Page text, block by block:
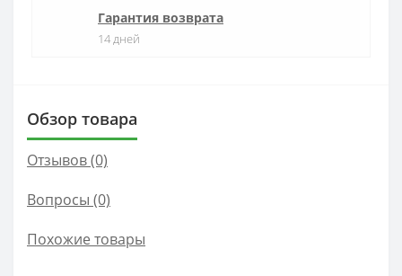
Гарантия возврата
14 дней
Обзор товара
Отзывов (0)
Вопросы (0)
Похожие товары